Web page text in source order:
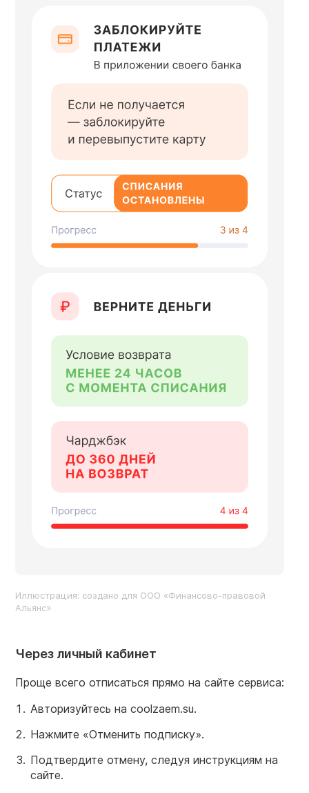
Иллюстрация: создано для ООО «Финансово-правовой
Альянс»
Через личный кабинет
Проще всего отписаться прямо на сайте сервиса:
Авторизуйтесь на coolzaem.su.
Нажмите «Отменить подписку».
Подтвердите отмену, следуя инструкциям на
сайте.